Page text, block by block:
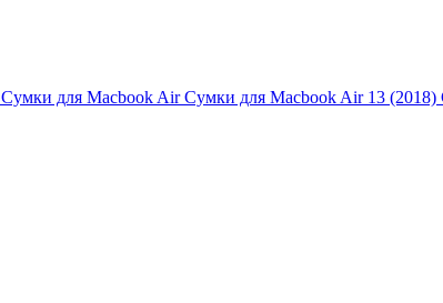
Сумки для Macbook AirСумки для Macbook Air 13 (2018)